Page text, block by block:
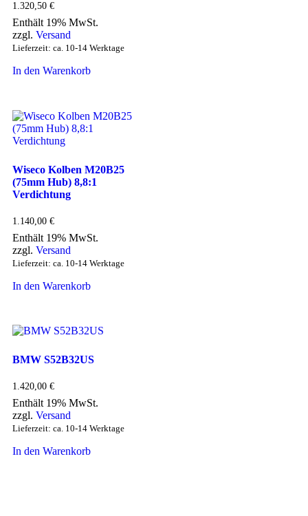
1.320,50 €
Enthält 19% MwSt.
zzgl. Versand
Lieferzeit: ca. 10-14 Werktage
In den Warenkorb
Wiseco Kolben M20B25
(75mm Hub) 8,8:1
Verdichtung
1.140,00 €
Enthält 19% MwSt.
zzgl. Versand
Lieferzeit: ca. 10-14 Werktage
In den Warenkorb
BMW S52B32US
1.420,00 €
Enthält 19% MwSt.
zzgl. Versand
Lieferzeit: ca. 10-14 Werktage
In den Warenkorb